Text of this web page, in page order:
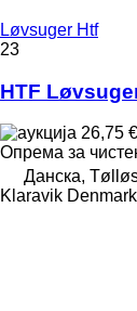
Løvsuger Htf
23
HTF
26,75 €
Опрема за
Данска,
Klaravik Denmark